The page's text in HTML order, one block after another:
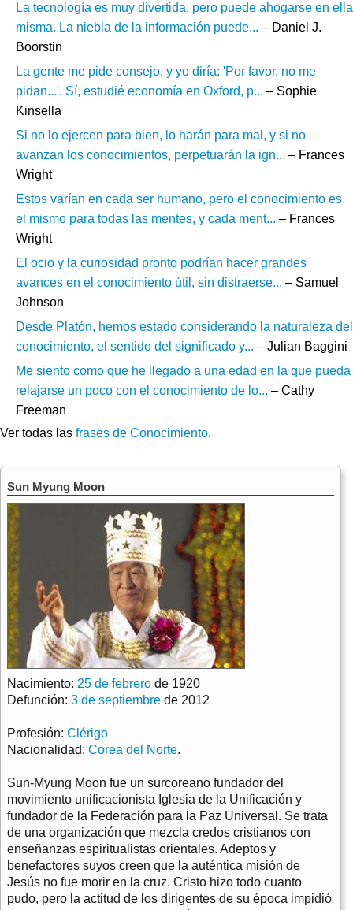
La tecnología es muy divertida, pero puede ahogarse en ella
misma. La niebla de la información puede... – Daniel J.
Boorstin
La gente me pide consejo, y yo diría: 'Por favor, no me
pidan...'. Sí, estudié economía en Oxford, p... – Sophie
Kinsella
Si no lo ejercen para bien, lo harán para mal, y si no
avanzan los conocimientos, perpetuarán la ign... – Frances
Wright
Estos varían en cada ser humano, pero el conocimiento es
el mismo para todas las mentes, y cada ment... – Frances
Wright
El ocio y la curiosidad pronto podrían hacer grandes
avances en el conocimiento útil, sin distraerse... – Samuel
Johnson
Desde Platón, hemos estado considerando la naturaleza del
conocimiento, el sentido del significado y... – Julian Baggini
Me siento como que he llegado a una edad en la que pueda
relajarse un poco con el conocimiento de lo... – Cathy
Freeman
Ver todas las frases de Conocimiento.
Sun Myung Moon
Nacimiento: 25 de febrero de 1920
Defunción: 3 de septiembre de 2012
Profesión: Clérigo
Nacionalidad: Corea del Norte.
Sun-Myung Moon fue un surcoreano fundador del
movimiento unificacionista Iglesia de la Unificación y
fundador de la Federación para la Paz Universal. Se trata
de una organización que mezcla credos cristianos con
enseñanzas espiritualistas orientales. Adeptos y
benefactores suyos creen que la auténtica misión de
Jesús no fue morir en la cruz. Cristo hizo todo cuanto
pudo, pero la actitud de los dirigentes de su época impidió